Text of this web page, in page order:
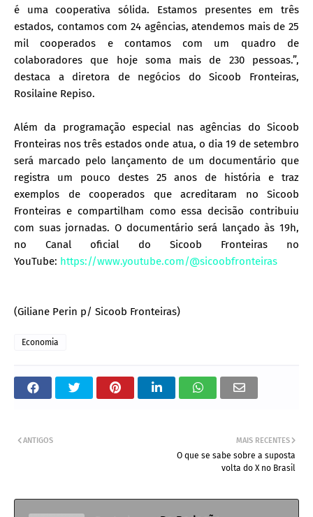
é uma cooperativa sólida. Estamos presentes em três
estados, contamos com 24 agências, atendemos mais de 25
mil cooperados e contamos com um quadro de
colaboradores que hoje soma mais de 230 pessoas.”,
destaca a diretora de negócios do Sicoob Fronteiras,
Rosilaine Repiso.
Além da programação especial nas agências do Sicoob
Fronteiras nos três estados onde atua, o dia 19 de setembro
será marcado pelo lançamento de um documentário que
registra um pouco destes 25 anos de história e traz
exemplos de cooperados que acreditaram no Sicoob
Fronteiras e compartilham como essa decisão contribuiu
com suas jornadas. O documentário será lançado às 19h,
no Canal oficial do Sicoob Fronteiras no
YouTube: https://www.youtube.com/@sicoobfronteiras
(Giliane Perin p/ Sicoob Fronteiras)
Economia
MAIS RECENTES
O que se sabe sobre a suposta
volta do X no Brasil
ANTIGOS